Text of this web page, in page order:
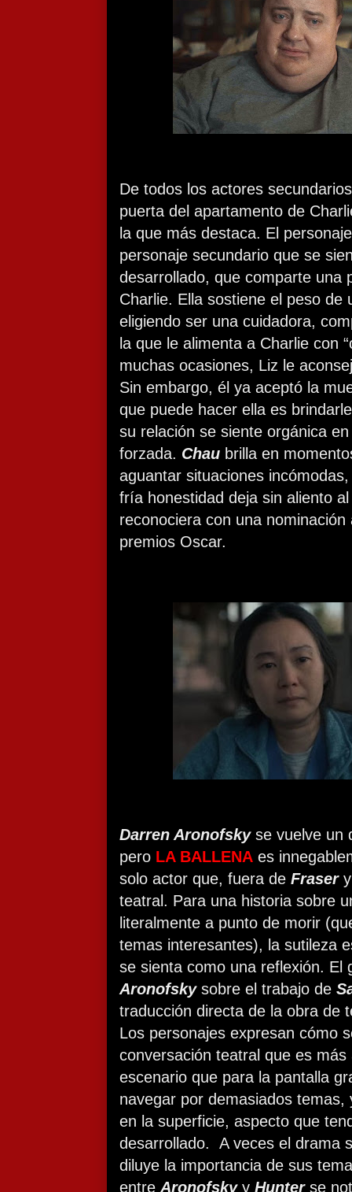
De todos los actores
puerta del apartamento de
la que más destaca. El
personaje secundario que se
desarrollado, que comparte una
Charlie. Ella sostiene el peso de
eligiendo ser una cuidadora,
la que le alimenta a Charlie con
muchas ocasiones, Liz le
Sin embargo, él ya aceptó la
que puede hacer ella es
su relación se siente orgánica
forzada. Chau brilla en
aguantar situaciones
fría honestidad deja sin aliento
reconociera con una
premios Oscar.
Darren Aronofskyse vuelve un
pero LA BALLENA es
solo actor que, fuera de Fraser
teatral. Para una historia sobre
literalmente a punto de morir
temas interesantes), la sutileza
se sienta como una reflexión. El
Aronofskysobre el trabajo de
traducción directa de la obra de
Los personajes expresan cómo
conversación teatral que es
escenario que para la pantalla
navegar por demasiados temas,
en la superficie, aspecto que
desarrollado. A veces el drama
diluye la importancia de sus
entre Aronofskyy Hunter se